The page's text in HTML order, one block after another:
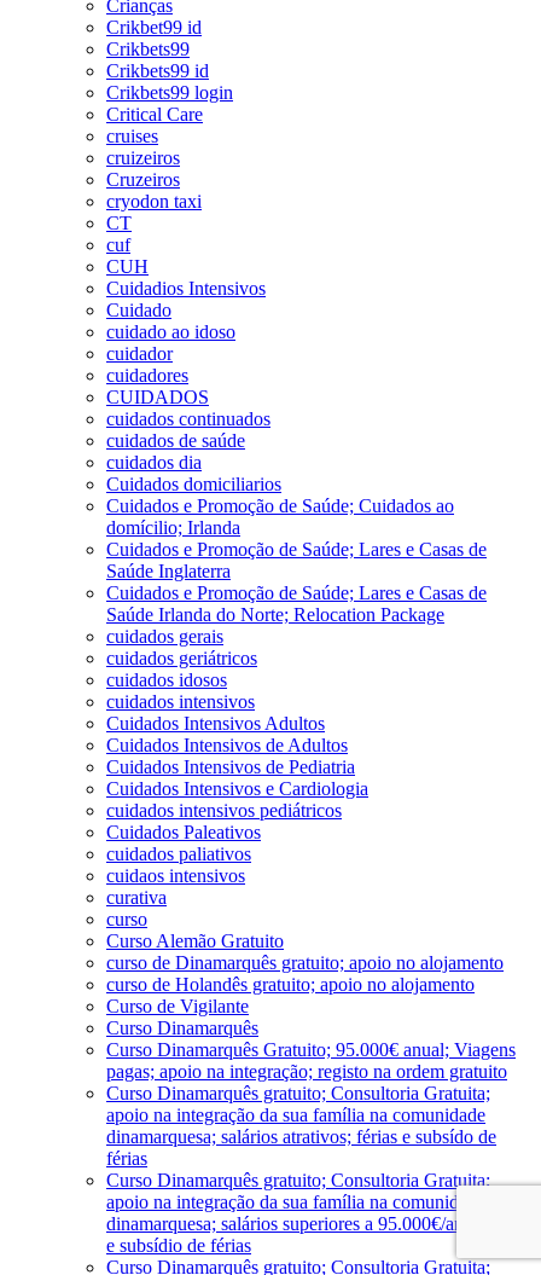
Crianças
Crikbet99 id
Crikbets99
Crikbets99 id
Crikbets99 login
Critical Care
cruises
cruizeiros
Cruzeiros
cryodon taxi
CT
cuf
CUH
Cuidadios Intensivos
Cuidado
cuidado ao idoso
cuidador
cuidadores
CUIDADOS
cuidados continuados
cuidados de saúde
cuidados dia
Cuidados domiciliarios
Cuidados e Promoção de Saúde; Cuidados ao
domícilio; Irlanda
Cuidados e Promoção de Saúde; Lares e Casas de
Saúde Inglaterra
Cuidados e Promoção de Saúde; Lares e Casas de
Saúde Irlanda do Norte; Relocation Package
cuidados gerais
cuidados geriátricos
cuidados idosos
cuidados intensivos
Cuidados Intensivos Adultos
Cuidados Intensivos de Adultos
Cuidados Intensivos de Pediatria
Cuidados Intensivos e Cardiologia
cuidados intensivos pediátricos
Cuidados Paleativos
cuidados paliativos
cuidaos intensivos
curativa
curso
Curso Alemão Gratuito
curso de Dinamarquês gratuito; apoio no alojamento
curso de Holandês gratuito; apoio no alojamento
Curso de Vigilante
Curso Dinamarquês
Curso Dinamarquês Gratuito; 95.000€ anual; Viagens
pagas; apoio na integração; registo na ordem gratuito
Curso Dinamarquês gratuito; Consultoria Gratuita;
apoio na integração da sua família na comunidade
dinamarquesa; salários atrativos; férias e subsído de
férias
Curso Dinamarquês gratuito; Consultoria Gratuita;
apoio na integração da sua família na comunidade
dinamarquesa; salários superiores a 95.000€/ano; férias
e subsídio de férias
Curso Dinamarquês gratuito; Consultoria Gratuita;